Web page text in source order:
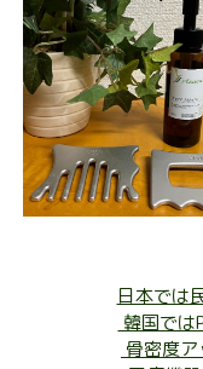
日本では
韓国では
骨密度